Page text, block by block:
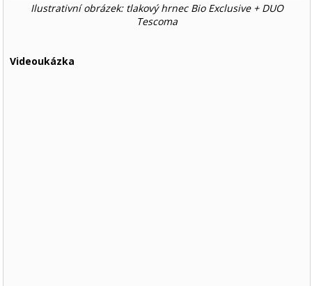
Ilustrativní obrázek: tlakový hrnec Bio Exclusive + DUO
Tescoma
Videoukázka